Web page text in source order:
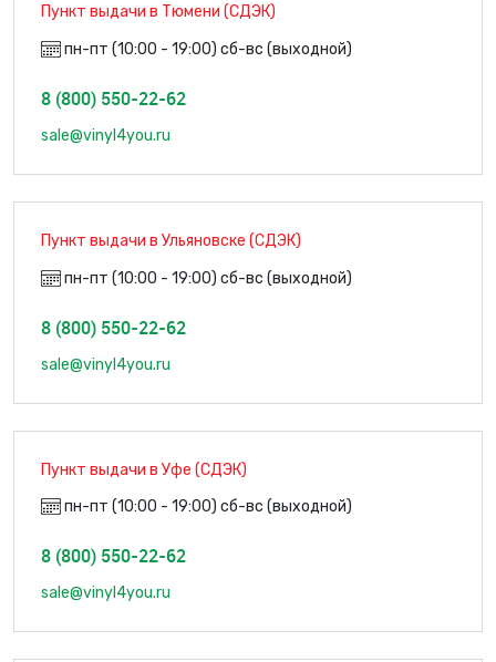
Пункт выдачи в Тюмени (СДЭК)
пн-пт (10:00 - 19:00) сб-вс (выходной)
8 (800) 550-22-62
sale@vinyl4you.ru
Пункт выдачи в Ульяновске (СДЭК)
пн-пт (10:00 - 19:00) сб-вс (выходной)
8 (800) 550-22-62
sale@vinyl4you.ru
Пункт выдачи в Уфе (СДЭК)
пн-пт (10:00 - 19:00) сб-вс (выходной)
8 (800) 550-22-62
sale@vinyl4you.ru